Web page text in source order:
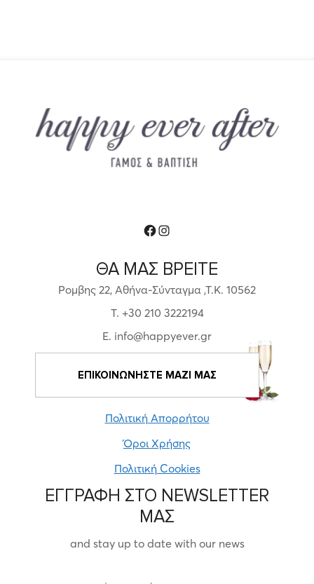
ΘΑ ΜΑΣ ΒΡΕΙΤΕ
Ρομβης 22, Αθήνα-Σύνταγμα ,Τ.Κ. 10562
T. +30 210 3222194
E. info@happyever.gr
ΕΠΙΚΟΙΝΩΝΗΣΤΕ ΜΑΖΙ ΜΑΣ
Πολιτική Απορρήτου
Όροι Χρήσης
Πολιτική Cookies
Facebook
Instagram
ΕΓΓΡΑΦΗ ΣΤΟ NEWSLETTER
ΜΑΣ
and stay up to date with our news